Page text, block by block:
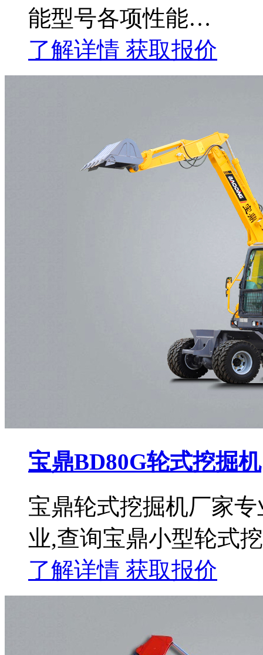
能型号各项性能…
了解详情 获取报价
宝鼎BD80G轮式挖掘机
宝鼎轮式挖掘机厂家
业,查询宝鼎小型轮式
了解详情 获取报价